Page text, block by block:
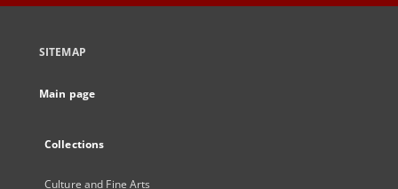
SITEMAP
Main page
Collections
Culture and Fine Arts